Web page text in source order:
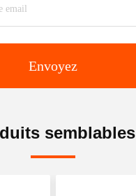
Envoyez
semblables